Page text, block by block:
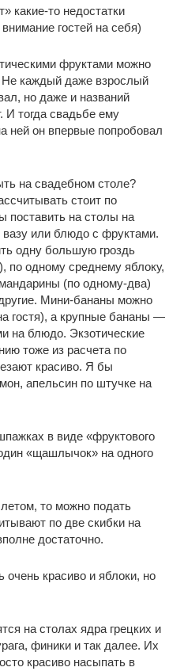
какие-то недостатки
гостей на себя)
фруктами можно
Не каждый даже взрослый
но даже и названий
И тогда свадьбе ему
ней он впервые попробовал
на свадебном столе?
стоит по
поставить на столы на
или блюдо с фруктами.
одну большую гроздь
по одному среднему яблоку,
(по одному-два)
Мини-бананы можно
гостя), а крупные бананы —
на блюдо. Экзотические
тоже из расчета по
красиво. Я бы
апельсин по штучке на
в виде «фруктового
«щашлычок» на одного
то можно подать
по две скибки на
достаточно.
очень красиво и яблоки, но
на столах ядра грецких и
финики и так далее. Их
красиво насыпать в